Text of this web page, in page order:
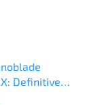
Definitive